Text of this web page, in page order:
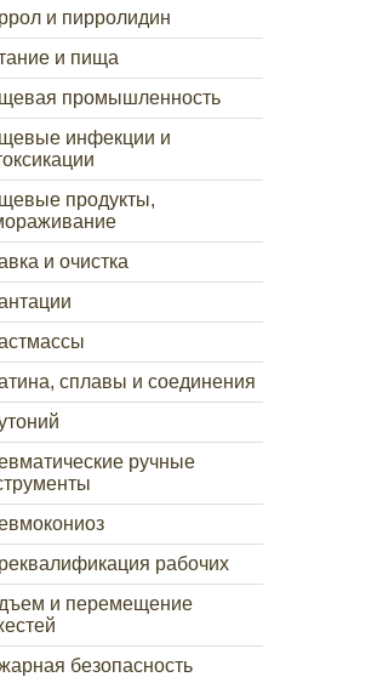
и пирролидин
и пища
промышленность
инфекции и
продукты,
и очистка
сплавы и соединения
ручные
рабочих
и перемещение
безопасность